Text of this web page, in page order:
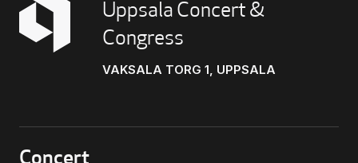
Uppsala Concert &
Congress
VAKSALA TORG 1, UPPSALA
Concert